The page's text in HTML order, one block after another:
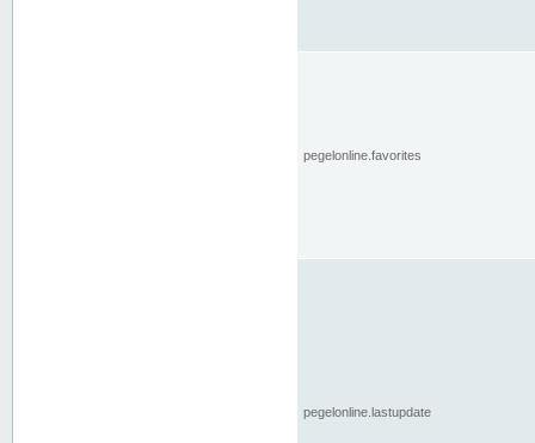
pegelonline.favorites
pegelonline.lastupdate